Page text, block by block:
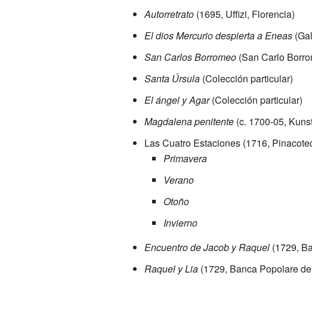
Autorretrato(1695, Uffizi, Florencia)
El dios Mercurio despierta a Eneas
San Carlos Borromeo(San Carlo
Santa Úrsula(Colección particular)
El ángel y Agar(Colección particular)
Magdalena penitente(c. 1700-05,
Las Cuatro Estaciones (1716,
Primavera
Verano
Otoño
Invierno
Encuentro de Jacob y Raquel(1729,
Raquel y Lia(1729, Banca Popolare